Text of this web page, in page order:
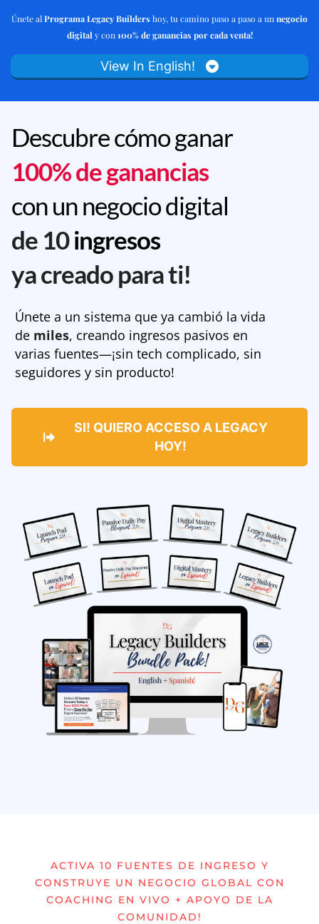
Únete alPrograma Legacy Builders hoy, tu camino paso a paso a un negocio
digital y con 100% de ganancias por cada venta!
View In English!
Descubre cómo ganar
100% de ganancias
con un negocio digital
de 10ingresos
ya creado para ti!
Únete a un sistema que ya cambió la vida
de miles, creando ingresos pasivos en
varias fuentes—¡sin tech complicado, sin
seguidores y sin producto!
SI! QUIERO ACCESO A LEGACY
HOY!
ACTIVA 10 FUENTES DE INGRESO Y
CONSTRUYE UN NEGOCIO GLOBAL CON
COACHING EN VIVO + APOYO DE LA
COMUNIDAD!